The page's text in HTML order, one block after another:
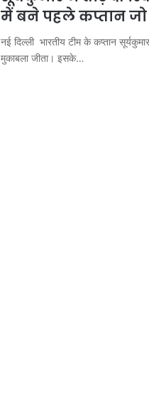
में बने पहले कप्तान जो
नई दिल्ली भारतीय टीम के कप्तान
मुकाबला जीता। इसके…